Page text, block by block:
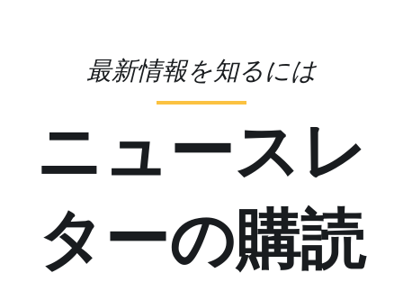
最新情報を知るには
ニュースレ
ターの購読